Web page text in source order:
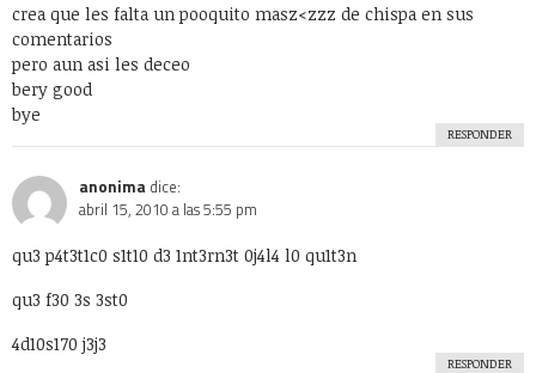
crea que les falta un pooquito masz<zzz de chispa en sus
comentarios
pero aun asi les deceo
bery good
bye
RESPONDER
anonima dice:
abril 15, 2010 a las 5:55 pm
qu3 p4t3t1c0 s1t10 d3 1nt3rn3t 0j4l4 l0 qu1t3n
qu3 f30 3s 3st0
4d10s170 j3j3
RESPONDER